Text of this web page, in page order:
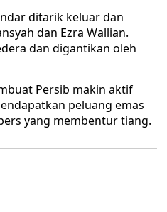
ditarik keluar dan
dan Ezra Wallian.
dan digantikan oleh
Persib makin aktif
peluang emas
yang membentur tiang.